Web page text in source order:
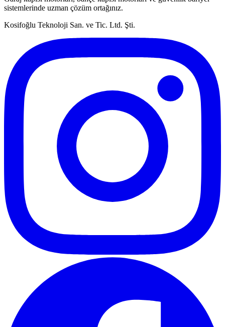
sistemlerinde uzman çözüm ortağınız.
Kosifoğlu Teknoloji San. ve Tic. Ltd. Şti.